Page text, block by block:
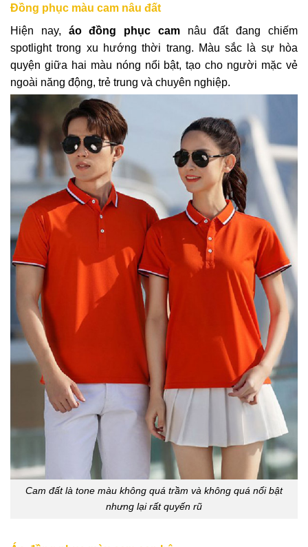
Đồng phục màu cam nâu đất
Hiện nay, áo đồng phục cam nâu đất đang chiếm
spotlight trong xu hướng thời trang. Màu sắc là sự hòa
quyện giữa hai màu nóng nổi bật, tạo cho người mặc vẻ
ngoài năng động, trẻ trung và chuyên nghiệp.
Cam đất là tone màu không quá trầm và không quá nổi bật
nhưng lại rất quyến rũ